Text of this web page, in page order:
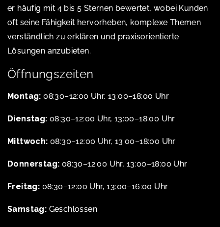
er häufig mit 4 bis 5 Sternen bewertet, wobei Kunden
oft seine Fähigkeit hervorheben, komplexe Themen
verständlich zu erklären und praxisorientierte
Lösungen anzubieten.
Öffnungszeiten
Montag: 08:30–12:00 Uhr, 13:00–18:00 Uhr
Dienstag: 08:30–12:00 Uhr, 13:00–18:00 Uhr
Mittwoch: 08:30–12:00 Uhr, 13:00–18:00 Uhr
Donnerstag: 08:30–12:00 Uhr, 13:00–18:00 Uhr
Freitag: 08:30–12:00 Uhr, 13:00–16:00 Uhr
Samstag: Geschlossen